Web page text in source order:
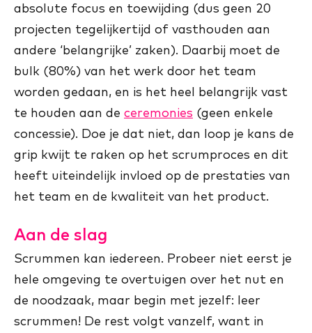
absolute focus en toewijding (dus geen 20
projecten tegelijkertijd of vasthouden aan
andere ‘belangrijke’ zaken). Daarbij moet de
bulk (80%) van het werk door het team
worden gedaan, en is het heel belangrijk vast
te houden aan de ceremonies (geen enkele
concessie). Doe je dat niet, dan loop je kans de
grip kwijt te raken op het scrumproces en dit
heeft uiteindelijk invloed op de prestaties van
het team en de kwaliteit van het product.
Aan de slag
Scrummen kan iedereen. Probeer niet eerst je
hele omgeving te overtuigen over het nut en
de noodzaak, maar begin met jezelf: leer
scrummen! De rest volgt vanzelf, want in